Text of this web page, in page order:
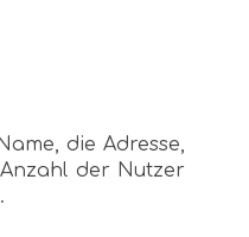
die Adresse,
der Nutzer